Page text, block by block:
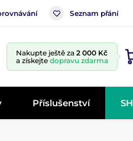
Seznam přání
Nakupte ještě za 2 000 Kč
a získejte dopravu zdarma
Příslušenství